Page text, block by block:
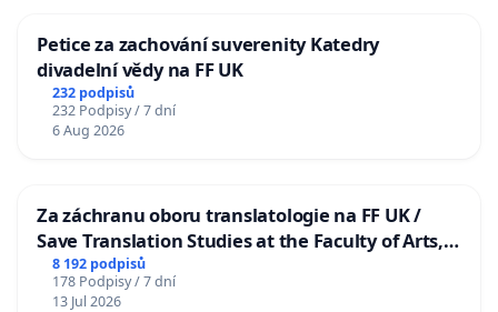
Petice za zachování suverenity Katedry
divadelní vědy na FF UK
232 podpisů
232 Podpisy / 7 dní
6 Aug 2026
Za záchranu oboru translatologie na FF UK /
Save Translation Studies at the Faculty of Arts,
Charles University
8 192 podpisů
178 Podpisy / 7 dní
13 Jul 2026